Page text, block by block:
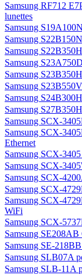
Samsung RF712
lunettes
Samsung
Samsung
Samsung
Samsung
Samsung
Samsung
Samsung
Samsung
Samsung SCX-
Samsung SCX-
Ethernet
Samsung SCX-
Samsung SCX-
Samsung SCX-
Samsung SCX-
Samsung SCX-
WiFi
Samsung SCX-
Samsung
Samsung SE-
Samsung SLB07A
Samsung SLB-11A